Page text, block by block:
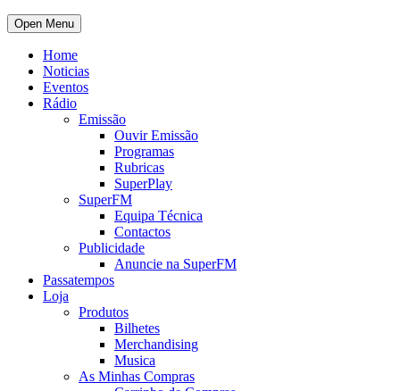
Open Menu
Home
Noticias
Eventos
Rádio
Emissão
Ouvir Emissão
Programas
Rubricas
SuperPlay
SuperFM
Equipa Técnica
Contactos
Publicidade
Anuncie na SuperFM
Passatempos
Loja
Produtos
Bilhetes
Merchandising
Musica
As Minhas Compras